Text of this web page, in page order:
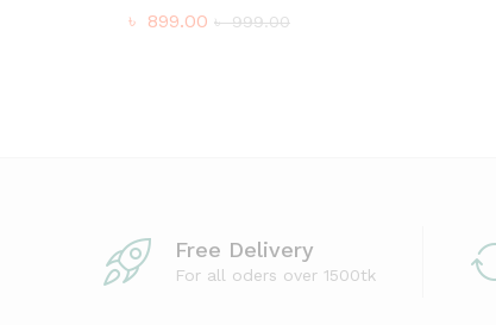
৳ 899.00 ৳999.00
Free Delivery
For all oders over 1500tk